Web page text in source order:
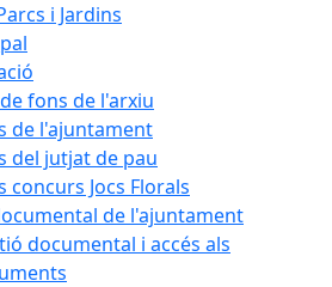
i Jardins
fons de l'arxiu
de l'ajuntament
del jutjat de pau
concurs Jocs Florals
de l'ajuntament
documental i accés als